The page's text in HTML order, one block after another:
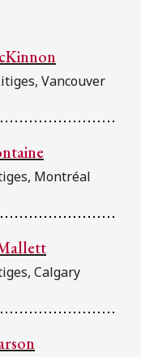
Vancouver
Montréal
Calgary